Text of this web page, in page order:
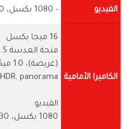
الفيديو - 1080 بكسل، 30 إطار في الثانية
الكاميرا الأمامية
16 ميجا بكسل
فتحة العدسة f/2.5 ملم
(عريضة)، 1.0 ميكروميتر
HDR, panorama
الفيديو:
1080 بكسل، 30 إطار في الثانية